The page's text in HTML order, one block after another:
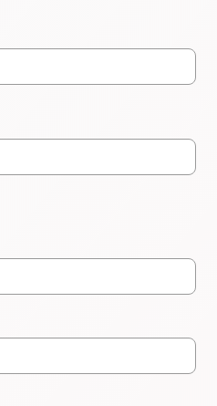
、遅刻・早退・欠席の
管理にも十分にお気を
自身の 都合により喪失し
致しません。また講師は
どに対して応対できない
は、前日の営業時間内
め、受講中は講師やスタ
きます。受講中に自身
及び危険行為をしては